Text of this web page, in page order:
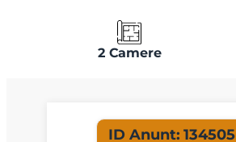
2 Camere
ID Anunt: 134505